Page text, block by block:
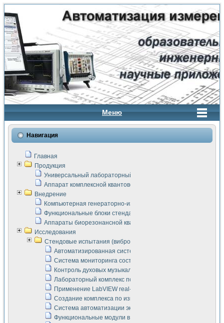
Меню
Навигация
Главная
Продукция
Универсальный лабораторный стенд "Сигнал-USB"
Аппарат комплексной квантовой терапии Интроскан
Внедрение
Компьютерная генераторно-измерительная система
Функциональные блоки стенда "Сигнал-USB"
Аппараты биорезонансной квантовой терапии серии СКАН
Исследования
Стендовые испытания (виброакустика, тензометрия и т.п.)
Автоматизированная система измерения параметров
Система мониторинга состояния тяговых
Контроль духовых музыкальных инструментов
Лабораторный комплекс по исследованию элементной
Применение LabVIEW real-time module для
Создание комплекса по измерению скорости подвижного
Система автоматизации экспериментальных
Функциональные модули в стандарте Nl SCXI для